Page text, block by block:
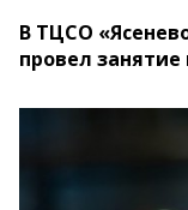
В ТЦСО
провел